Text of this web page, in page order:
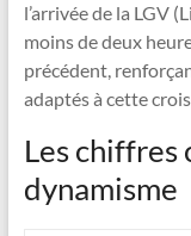
l’arrivée de la LGV
moins de deux
précédent,
adaptés à cette
Les chiffres
dynamisme